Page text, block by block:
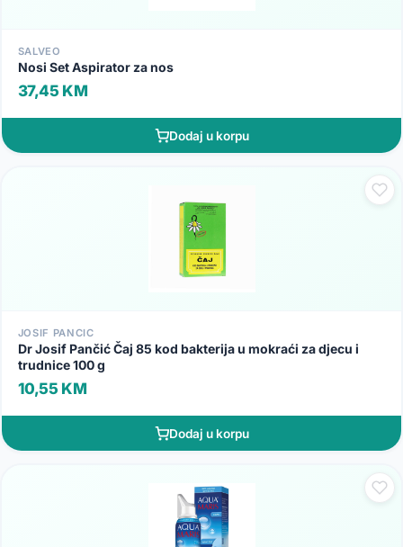
SALVEO
Nosi Set Aspirator za nos
37,45 KM
Dodaj u korpu
JOSIF PANCIC
Dr Josif Pančić Čaj 85 kod bakterija u mokraći za djecu i
trudnice 100 g
10,55 KM
Dodaj u korpu